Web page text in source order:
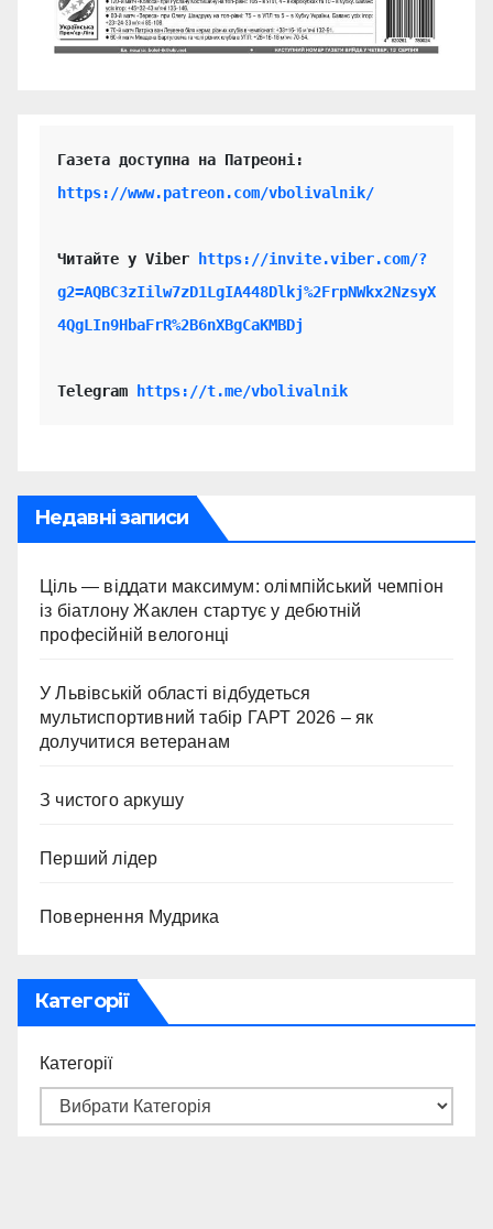
https://www.patreon.com/vbolivalnik/
Читайте у Viber
https://invite.viber.com/?
g2=AQBC3zIilw7zD1LgIA448Dlkj%2FrpNWkx2NzsyX
4QgLIn9HbaFrR%2B6nXBgCaKMBDj
Telegram https://t.me/vbolivalnik
Недавні записи
Ціль — віддати максимум: олімпійський чемпіон
із біатлону Жаклен стартує у дебютній
професійній велогонці
У Львівській області відбудеться
мультиспортивний табір ГАРТ 2026 – як
долучитися ветеранам
З чистого аркушу
Перший лідер
Повернення Мудрика
Категорії
Категорії